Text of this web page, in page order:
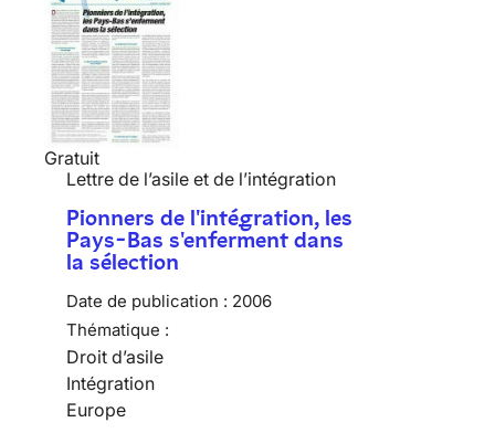
Gratuit
Lettre de l’asile et de l’intégration
Pionners de l'intégration, les
Pays-Bas s'enferment dans
la sélection
Date de publication : 2006
Thématique :
Droit d’asile
Intégration
Europe